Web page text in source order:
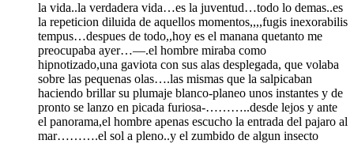
la vida..la verdadera vida…es la juventud…todo lo demas..es
la repeticion diluida de aquellos momentos,,,,fugis inexorabilis
tempus…despues de todo,,hoy es el manana quetanto me
preocupaba ayer…—.el hombre miraba como
hipnotizado,una gaviota con sus alas desplegada, que volaba
sobre las pequenas olas….las mismas que la salpicaban
haciendo brillar su plumaje blanco-planeo unos instantes y de
pronto se lanzo en picada furiosa-………..desde lejos y ante
el panorama,el hombre apenas escucho la entrada del pajaro al
mar……….el sol a pleno..y el zumbido de algun insecto